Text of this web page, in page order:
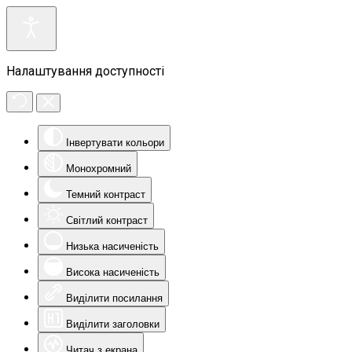
Налаштування доступності
Інвертувати кольори
Монохромний
Темний контраст
Світлий контраст
Низька насиченість
Висока насиченість
Виділити посилання
Виділити заголовки